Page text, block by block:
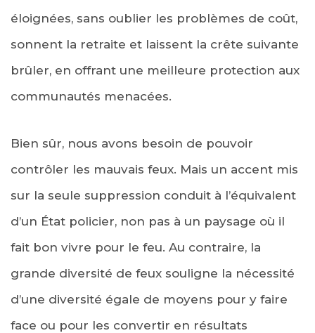
éloignées, sans oublier les problèmes de coût,
sonnent la retraite et laissent la crête suivante
brûler, en offrant une meilleure protection aux
communautés menacées.
Bien sûr, nous avons besoin de pouvoir
contrôler les mauvais feux. Mais un accent mis
sur la seule suppression conduit à l’équivalent
d’un État policier, non pas à un paysage où il
fait bon vivre pour le feu. Au contraire, la
grande diversité de feux souligne la nécessité
d’une diversité égale de moyens pour y faire
face ou pour les convertir en résultats